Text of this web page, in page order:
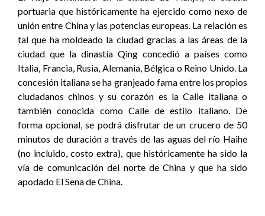
portuaria que históricamente ha ejercido como nexo de
unión entre China y las potencias europeas. La relación es
tal que ha moldeado la ciudad gracias a las áreas de la
ciudad que la dinastía Qing concedió a países como
Italia, Francia, Rusia, Alemania, Bélgica o Reino Unido. La
concesión italiana se ha granjeado fama entre los propios
ciudadanos chinos y su corazón es la Calle italiana o
también conocida como Calle de estilo italiano. De
forma opcional, se podrá disfrutar de un crucero de 50
minutos de duración a través de las aguas del río Haihe
(no incluido, costo extra), que históricamente ha sido la
vía de comunicación del norte de China y que ha sido
apodado El Sena de China.